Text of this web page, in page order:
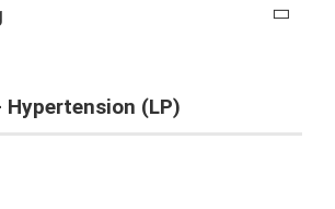
Hypertension (LP)